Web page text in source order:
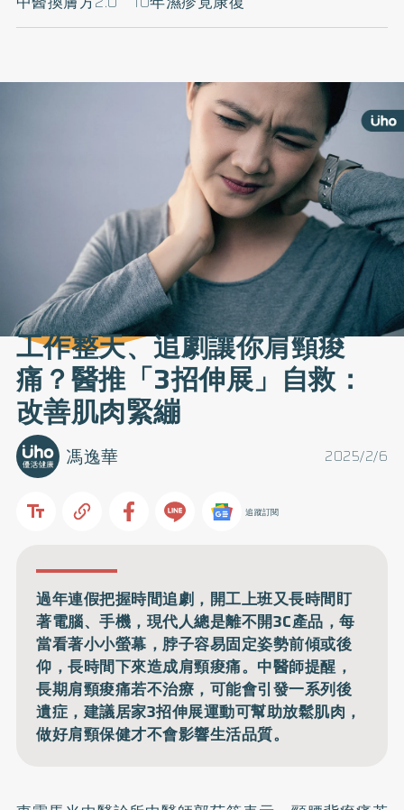
工作整天、追劇讓你肩頸痠
痛？醫推「3招伸展」自救：
改善肌肉緊繃
2025/2/6
馮逸華
追蹤訂閱
過年連假把握時間追劇，開工上班又長時間盯
著電腦、手機，現代人總是離不開3C產品，每
當看著小小螢幕，脖子容易固定姿勢前傾或後
仰，長時間下來造成肩頸痠痛。中醫師提醒，
長期肩頸痠痛若不治療，可能會引發一系列後
遺症，建議居家3招伸展運動可幫助放鬆肌肉，
做好肩頸保健才不會影響生活品質。